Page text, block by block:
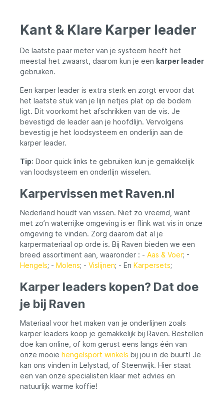
Kant & Klare Karper leader
De laatste paar meter van je systeem heeft het
meestal het zwaarst, daarom kun je een karper leader
gebruiken.
Een karper leader is extra sterk en zorgt ervoor dat
het laatste stuk van je lijn netjes plat op de bodem
ligt. Dit voorkomt het afschrikken van de vis. Je
bevestigd de leader aan je hoofdlijn. Vervolgens
bevestig je het loodsysteem en onderlijn aan de
karper leader.
Tip: Door quick links te gebruiken kun je gemakkelijk
van loodsysteem en onderlijn wisselen.
Karpervissen met Raven.nl
Nederland houdt van vissen. Niet zo vreemd, want
met zo’n waterrijke omgeving is er flink wat vis in onze
omgeving te vinden. Zorg daarom dat al je
karpermateriaal op orde is. Bij Raven bieden we een
breed assortiment aan, waaronder : - Aas & Voer; -
Hengels; - Molens; - Vislijnen; - En Karpersets;
Karper leaders kopen? Dat doe
je bij Raven
Materiaal voor het maken van je onderlijnen zoals
karper leaders koop je gemakkelijk bij Raven. Bestellen
doe kan online, of kom gerust eens langs één van
onze mooie hengelsport winkels bij jou in de buurt! Je
kan ons vinden in Lelystad, of Steenwijk. Hier staat
een van onze specialisten klaar met advies en
natuurlijk warme koffie!